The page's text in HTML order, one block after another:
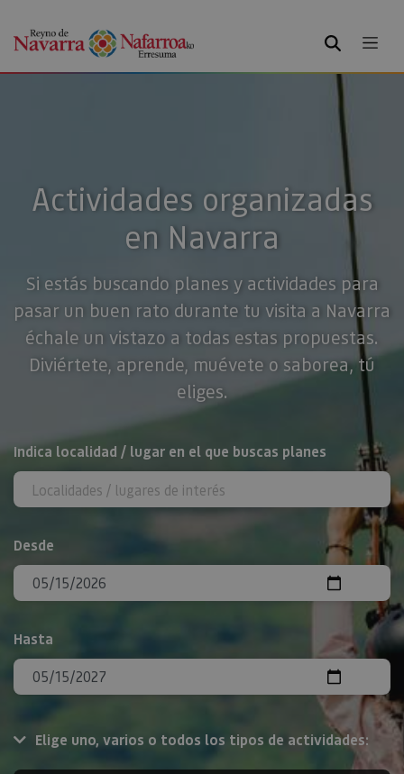
BUSCAR
Actividades organizadas
en Navarra
Si estás buscando planes y actividades para
pasar un buen rato durante tu visita a Navarra
échale un vistazo a todas estas propuestas.
Diviértete, aprende, muévete o saborea, tú
eliges.
BUSCAR
Indica localidad / lugar en el que buscas planes
Desde
Hasta
Elige uno, varios o todos los tipos de actividades: